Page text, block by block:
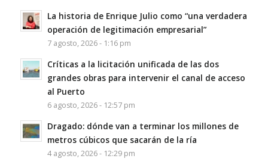
La historia de Enrique Julio como “una verdadera
operación de legitimación empresarial”
7 agosto, 2026 - 1:16 pm
Críticas a la licitación unificada de las dos
grandes obras para intervenir el canal de acceso
al Puerto
6 agosto, 2026 - 12:57 pm
Dragado: dónde van a terminar los millones de
metros cúbicos que sacarán de la ría
4 agosto, 2026 - 12:29 pm